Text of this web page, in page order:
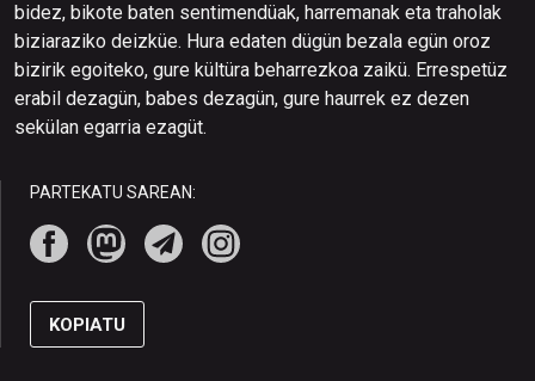
bidez, bikote baten sentimendüak, harremanak eta traholak
biziaraziko deizküe. Hura edaten dügün bezala egün oroz
bizirik egoiteko, gure kültüra beharrezkoa zaikü. Errespetüz
erabil dezagün, babes dezagün, gure haurrek ez dezen
sekülan egarria ezagüt.
PARTEKATU SAREAN:
KOPIATU